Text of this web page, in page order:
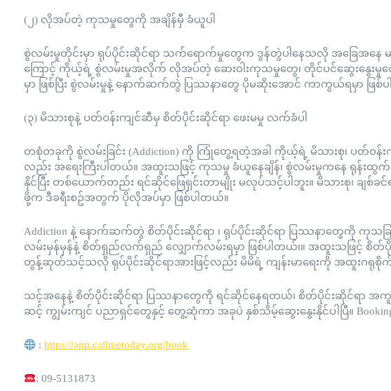
(၂) လိုအပ်တဲ့ ကုသမှုတွေကို အချိန်မှီ ခံယူပါ
စွဲလမ်းမှုတိုင်းမှာ ရုပ်ပိုင်းဆိုင်ရာ သက်ရောက်မှုတွေက ဒွန်တွဲပါနေသလို အခြေအန
ကြောင့် ကိုယ့်ရဲ့ စွဲလမ်းမှုအလိုက် လိုအပ်တဲ့ ဆေးဝါးကုသမှုတွေ၊ တိုင်ပင်ဆွေးနွေး
မှာ ဖြစ်ပြီး စွဲလမ်းမှုနဲ့ နောက်ဆက်တွဲ ပြဿနာတွေ ပိုမဆိုးအောင် ကာကွယ်ရမှာ ဖြစ်
(၃) မိသားစုနဲ့ ပတ်ဝန်းကျင်ဆီမှ စိတ်ပိုင်းဆိုင်ရာ ဖေးမမှု လက်ခံပါ
တစုံတခုကို စွဲလမ်းခြင်း (Addiction) ကို ကြုံတွေ့ရတဲ့အခါ ကိုယ့်ရဲ့ မိသားစု၊ ပတ်ဝ
လည်း အရေးကြီးပါတယ်။ အထူးသဖြင့် ကုသမှု ခံယူနေချိန်၊ စွဲလမ်းမှုကနေ ရုန်းထွက်ဖို့
နိုင်ပြီး တစ်ယောက်တည်း ရင်ဆိုင်ဖြေရှင်းတာမျိုး မလုပ်သင့်ပါဘူး။ မိသားစု၊ ချ
ဖို့က ဒီခရီးစဥ်အတွက် ပိုလိုအပ်မှာ ဖြစ်ပါတယ်။
Addiction နဲ့ နောက်ဆက်တွဲ စိတ်ပိုင်းဆိုင်ရာ ၊ ရုပ်ပိုင်းဆိုင်ရာ ပြဿနာတွေကို ကုသ
လမ်းမှန်မှန်နဲ့ စိတ်ရှည်လက်ရှည် လျှောက်လမ်းရမှာ ဖြစ်ပါတယ်၊။ အထူးသဖြင့်
တွန့်ဆုတ်သင့်သလို ရုပ်ပိုင်းဆိုင်ရာအားဖြင့်လည်း မိမိရဲ့ ကျန်းမာရေးကို အထူးဂရုစိုက်
သင့်အနေနဲ့ စိတ်ပိုင်းဆိုင်ရာ ပြဿနာတွေကို ရင်ဆိုင်နေရတယ်၊ စိတ်ပိုင်းဆိုင်ရာ အ
ဆင့် ကျွမ်းကျင် ပညာရှင်တွေနှင့် တွေ့ဆုံကာ အခုပဲ နှစ်သိမ့်ဆွေးနွေးနိုင်ပါပြီ။
:https://app.callmetoday.org/book
: 09-5131873